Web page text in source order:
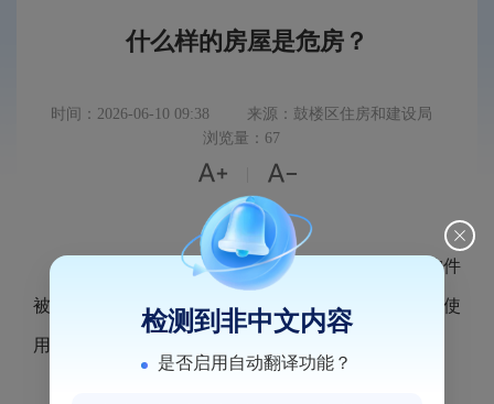
什么样的房屋是危房？
时间：2026-06-10 09:38
来源：鼓楼区住房和建设局
浏览量：67
 
答：危险房屋，是指房屋结构体系中存在承重构件
被评定为危险构件，导致局部或者整体不能满足安全使
用要求的房屋。
检测到非中文内容
是否启用自动翻译功能？